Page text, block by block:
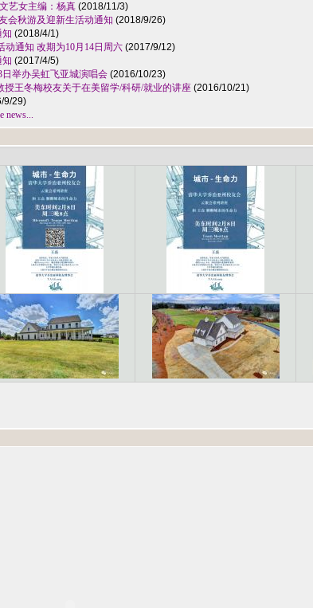
艺女主编：杨真 (2018/11/3)
会秋游及迎新生活动通知 (2018/9/26)
知 (2018/4/1)
动通知 改期为10月14日周六 (2017/9/12)
知 (2017/4/5)
举办吴虹飞亚城演唱会 (2016/10/23)
授王冬梅校友关于在美留学/科研/就业的讲座 (2016/10/21)
9/29)
news...